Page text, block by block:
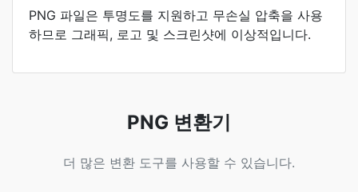
PNG 파일은 투명도를 지원하고 무손실 압축을 사용
하므로 그래픽, 로고 및 스크린샷에 이상적입니다.
PNG 변환기
더 많은 변환 도구를 사용할 수 있습니다.